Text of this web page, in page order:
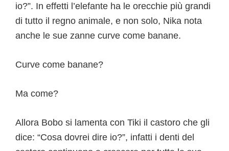
io?”. In effetti l’elefante ha le orecchie più grandi
di tutto il regno animale, e non solo, Nika nota
anche le sue zanne curve come banane.
Curve come banane?
Ma come?
Allora Bobo si lamenta con Tiki il castoro che gli
dice: “Cosa dovrei dire io?”, infatti i denti del